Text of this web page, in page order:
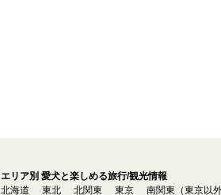
エリア別 愛犬と楽しめる旅行/観光情報
北海道
東北 北関東 東京 南関東（東京以外